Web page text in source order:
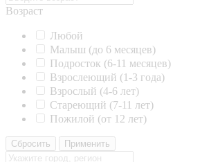
Возраст
Любой
Малыш (до 6 месяцев)
Подросток (6-11 месяцев)
Взрослеющий (1-3 года)
Взрослый (4-6 лет)
Стареющий (7-11 лет)
Пожилой (от 12 лет)
Сбросить Применить